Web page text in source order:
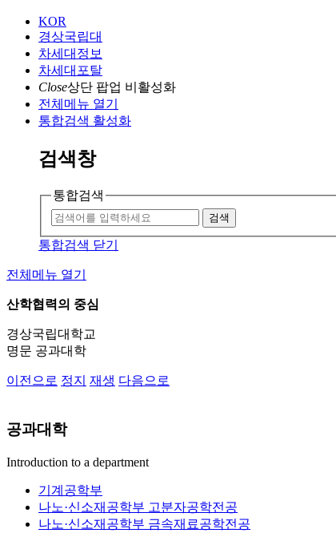
KOR
경상국립대
차세대정보
차세대포탈
Close상단 팝업 비활성화
전체메뉴 열기
통합검색 활성화
검색창
통합검색
검색
통합검색 닫기
전체메뉴 열기
산학협력의 중심
경상국립대학교
명문 공과대학
이전으로 정지 재생 다음으로
공과대학
Introduction to a department
기계공학부
나노·신소재공학부 고분자공학전공
나노·신소재공학부 금속재료공학전공